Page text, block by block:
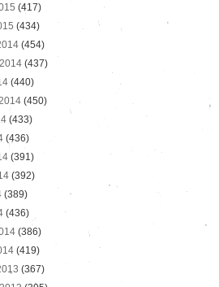
(417)
(434)
(454)
(437)
(440)
(450)
(433)
(436)
(391)
(392)
(389)
(436)
(386)
(419)
(367)